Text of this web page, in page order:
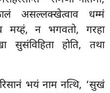
असल्लक्खेत्वाव धम्मं
मय्हं, न भगवतो, गरहा
सुसंविहिता होति, तथा
भयं नाम नत्थि, ‘सुखं